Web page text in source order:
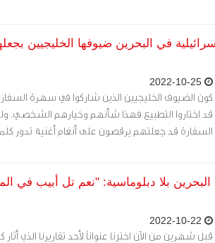
في البحرين ضيوفها الخليجيين
كون الضيوف الخليجيين الذين شاركوا في سهرة السفارة
قد اختاروا التطبيع فهذا شأنهم وخيارهم الشخصي.
السفارة قد جعلتهم يرقصون على أنغام أغنية تدور
بلا دبلوماسية: "نعم تل أبيب في
قبل شهرين من الآن اخترنا عنواناً لأحد تقاريرنا الذي